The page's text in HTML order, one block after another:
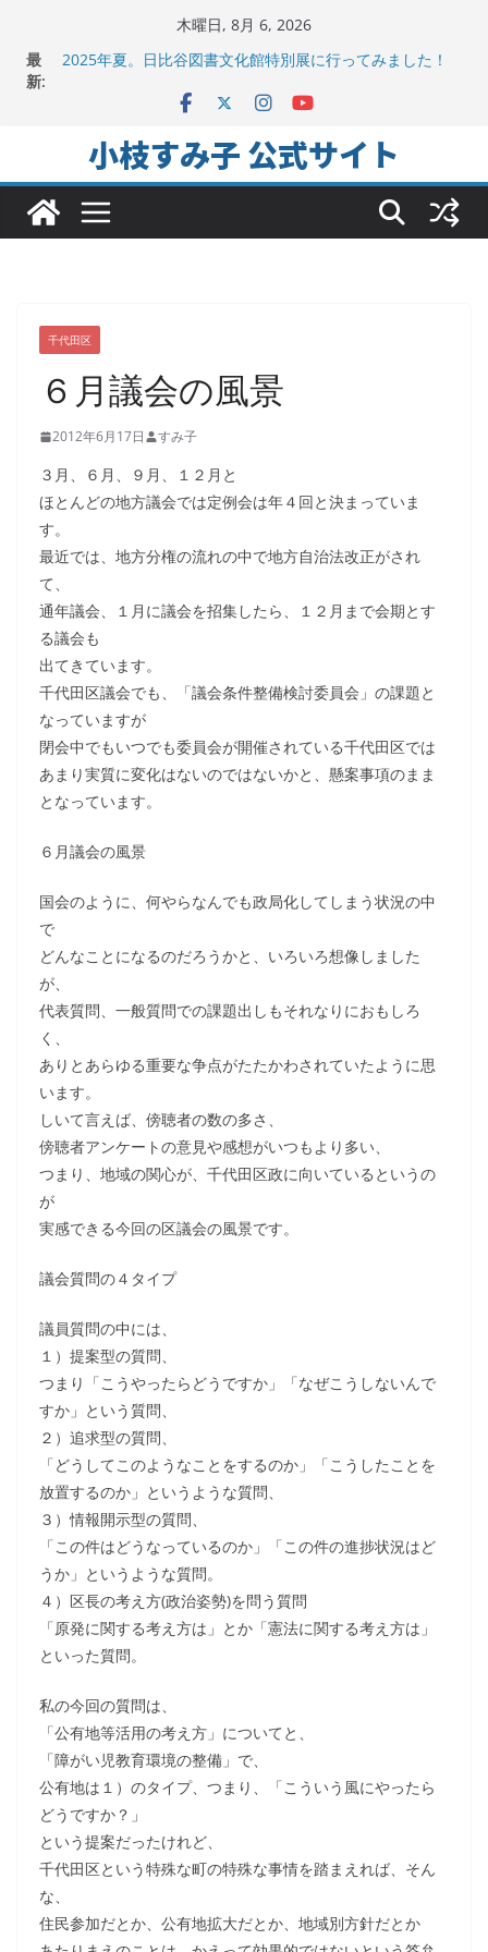
木曜日, 8月 6, 2026
最
新:
2025年夏。日比谷図書文化館特別展に行ってみました！
ちよだの声ニュース No,9発信しました！
千代田区社会福祉協議会アキバ分室「食と居場所の学習
ヒートアイランド緩和のキーワードは「水と緑と風」
小枝すみ子 公式サイト
千代田区
６月議会の風景
2012年6月17日 すみ子
３月、６月、９月、１２月と
ほとんどの地方議会では定例会は年４回と決まっていま
す。
最近では、地方分権の流れの中で地方自治法改正がされ
て、
通年議会、１月に議会を招集したら、１２月まで会期とす
る議会も
出てきています。
千代田区議会でも、「議会条件整備検討委員会」の課題と
なっていますが
閉会中でもいつでも委員会が開催されている千代田区では
あまり実質に変化はないのではないかと、懸案事項のまま
となっています。
６月議会の風景
国会のように、何やらなんでも政局化してしまう状況の中
で
どんなことになるのだろうかと、いろいろ想像しました
が、
代表質問、一般質問での課題出しもそれなりにおもしろ
く、
ありとあらゆる重要な争点がたたかわされていたように思
います。
しいて言えば、傍聴者の数の多さ、
傍聴者アンケートの意見や感想がいつもより多い、
つまり、地域の関心が、千代田区政に向いているというの
が
実感できる今回の区議会の風景です。
議会質問の４タイプ
議員質問の中には、
１）提案型の質問、
つまり「こうやったらどうですか」「なぜこうしないんで
すか」という質問、
２）追求型の質問、
「どうしてこのようなことをするのか」「こうしたことを
放置するのか」というような質問、
３）情報開示型の質問、
「この件はどうなっているのか」「この件の進捗状況はど
うか」というような質問。
４）区長の考え方(政治姿勢)を問う質問
「原発に関する考え方は」とか「憲法に関する考え方は」
といった質問。
私の今回の質問は、
「公有地等活用の考え方」についてと、
「障がい児教育環境の整備」で、
公有地は１）のタイプ、つまり、「こういう風にやったら
どうですか？」
という提案だったけれど、
千代田区という特殊な町の特殊な事情を踏まえれば、そん
な、
住民参加だとか、公有地拡大だとか、地域別方針だとか